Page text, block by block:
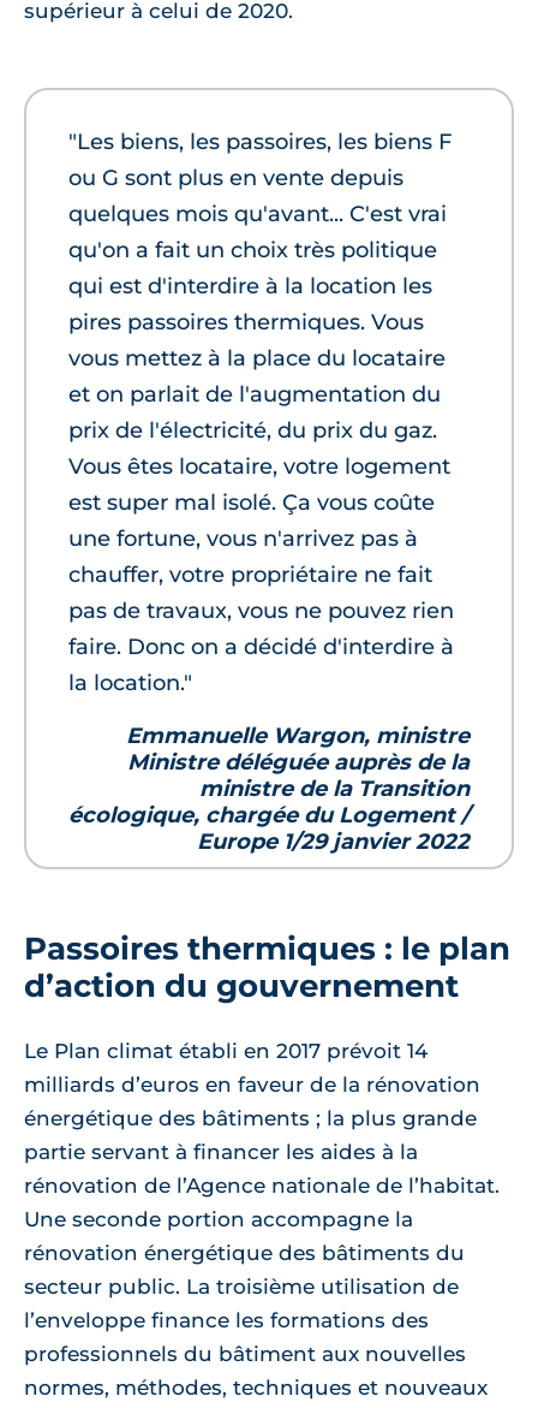
supérieur à celui de 2020.
"Les biens, les passoires, les biens F
ou G sont plus en vente depuis
quelques mois qu'avant... C'est vrai
qu'on a fait un choix très politique
qui est d'interdire à la location les
pires passoires thermiques. Vous
vous mettez à la place du locataire
et on parlait de l'augmentation du
prix de l'électricité, du prix du gaz.
Vous êtes locataire, votre logement
est super mal isolé. Ça vous coûte
une fortune, vous n'arrivez pas à
chauffer, votre propriétaire ne fait
pas de travaux, vous ne pouvez rien
faire. Donc on a décidé d'interdire à
la location."
Emmanuelle Wargon, ministre
Ministre déléguée auprès de la
ministre de la Transition
écologique, chargée du Logement /
Europe 1/29 janvier 2022
Passoires thermiques : le plan
d’action du gouvernement
Le Plan climat établi en 2017 prévoit 14
milliards d’euros en faveur de la rénovation
énergétique des bâtiments ; la plus grande
partie servant à financer les aides à la
rénovation de l’Agence nationale de l’habitat.
Une seconde portion accompagne la
rénovation énergétique des bâtiments du
secteur public. La troisième utilisation de
l’enveloppe finance les formations des
professionnels du bâtiment aux nouvelles
normes, méthodes, techniques et nouveaux